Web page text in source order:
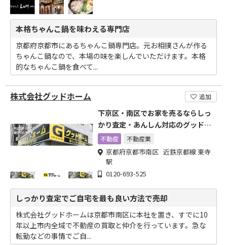
本格ちゃんこ鍋を味わえる専門店
京都府京都市にあるちゃんこ鍋専門店。元お相撲さんが作る
ちゃんこ鍋なので、本場の味を楽しんでいただけます。本格
的なちゃんこ鍋を食べて...
株式会社グッドホーム 追加
下京区・南区でお家を売るならしっ
かり査定・あんしん対応のグッドホ
ームへ
不動産 不動産業
京都府京都市南区 近鉄京都線 東寺
駅
0120-693-525
しっかり査定でご自宅を最も良い方法で売却
株式会社グッドホームは京都市南区に本社を置き、すでに10
年以上市内全域で不動産の買取と仲介を行っています。急な
転勤などの事情でご自...